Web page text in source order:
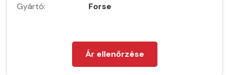
Gyártó:
Forse
Ár ellenőrzése